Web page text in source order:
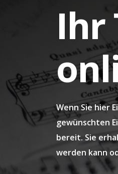
Ihr
Wenn Sie hier
gewünschten
bereit. Sie
werden kann